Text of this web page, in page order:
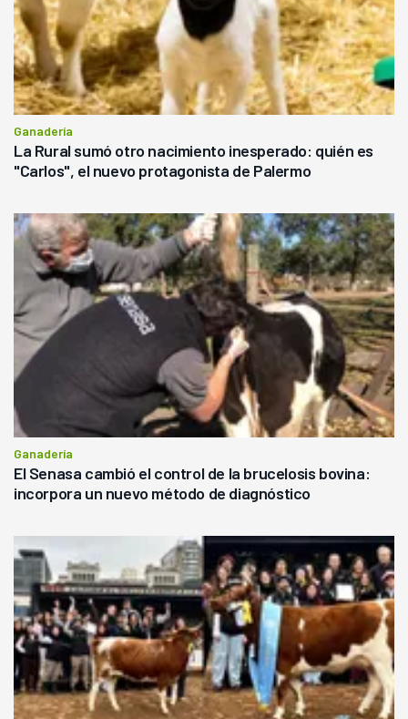
Ganadería
La Rural sumó otro nacimiento inesperado: quién es
"Carlos", el nuevo protagonista de Palermo
Ganadería
El Senasa cambió el control de la brucelosis bovina:
incorpora un nuevo método de diagnóstico